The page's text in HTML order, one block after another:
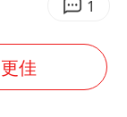
穿浙江
被收150元
1
佳